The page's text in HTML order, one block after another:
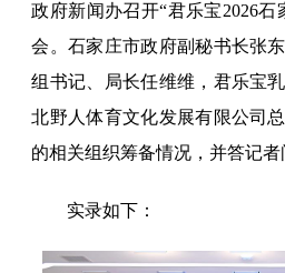
政府新闻办召开“君乐宝2026
会。石家庄市政府副秘书长张
组书记、局长任维维，君乐宝
北野人体育文化发展有限公司
的相关组织筹备情况，并答记者
实录如下：